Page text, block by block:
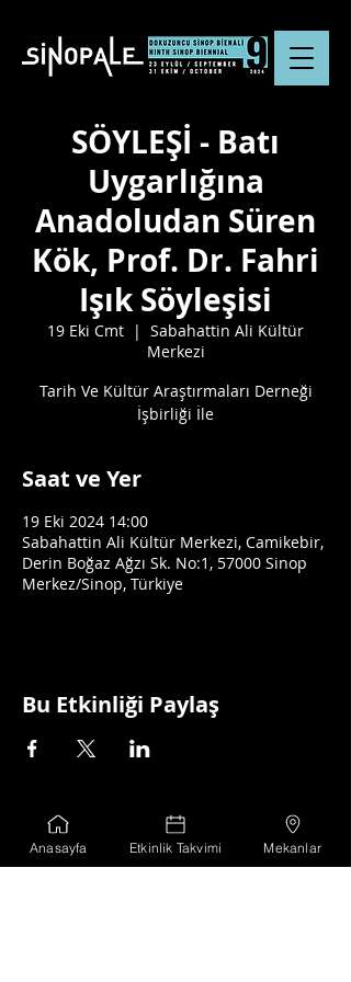
SÖYLEŞİ - Batı
Uygarlığına
Anadoludan Süren
Kök, Prof. Dr. Fahri
Işık Söyleşisi
19 Eki Cmt
  |
Sabahattin Ali Kültür
Merkezi
Tarih Ve Kültür Araştırmaları Derneği
İşbirliği İle
Saat ve Yer
19 Eki 2024 14:00
Sabahattin Ali Kültür Merkezi, Camikebir,
Derin Boğaz Ağzı Sk. No:1, 57000 Sinop
Merkez/Sinop, Türkiye
Bu Etkinliği Paylaş
Koordine Eden
Anasayfa Etkinlik Takvimi Mekanlar